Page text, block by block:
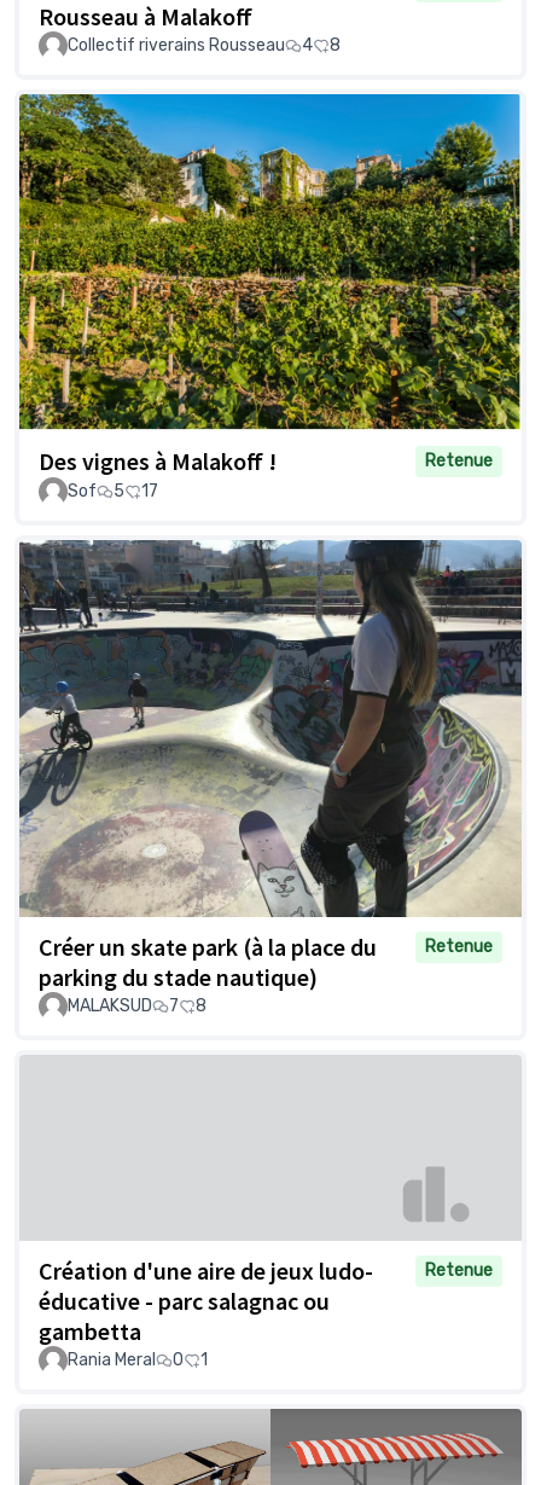
Rousseau à Malakoff
Collectif riverains Rousseau 4 8
Des vignes à Malakoff !
Retenue
Sof
5 17
Créer un skate park (à la place du
parking du stade nautique)
Retenue
MALAKSUD 7 8
Création d'une aire de jeux ludo-
éducative - parc salagnac ou
gambetta
Retenue
Rania Meral 0 1